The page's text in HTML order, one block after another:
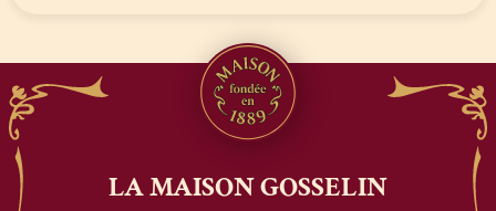
LA MAISONGOSSELIN